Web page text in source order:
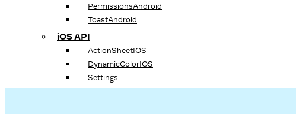
PermissionsAndroid
ToastAndroid
iOS API
ActionSheetIOS
DynamicColorIOS
Settings